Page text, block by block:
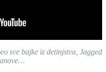
sve bajke iz detinjstva, Jagged